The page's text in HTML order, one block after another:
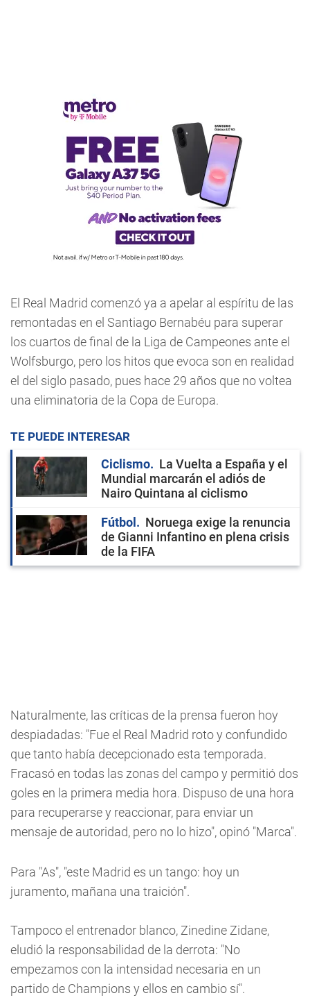
El Real Madrid comenzó ya a apelar al espíritu de las
remontadas en el Santiago Bernabéu para superar
los cuartos de final de la Liga de Campeones ante el
Wolfsburgo, pero los hitos que evoca son en realidad
el del siglo pasado, pues hace 29 años que no voltea
una eliminatoria de la Copa de Europa.
TE PUEDE INTERESAR
Ciclismo
La Vuelta a España y el
Mundial marcarán el adiós de
Nairo Quintana al ciclismo
Fútbol
Noruega exige la renuncia
de Gianni Infantino en plena crisis
de la FIFA
Naturalmente, las críticas de la prensa fueron hoy
despiadadas: "Fue el Real Madrid roto y confundido
que tanto había decepcionado esta temporada.
Fracasó en todas las zonas del campo y permitió dos
goles en la primera media hora. Dispuso de una hora
para recuperarse y reaccionar, para enviar un
mensaje de autoridad, pero no lo hizo", opinó "Marca".
Para "As", "este Madrid es un tango: hoy un
juramento, mañana una traición".
Tampoco el entrenador blanco, Zinedine Zidane,
eludió la responsabilidad de la derrota: "No
empezamos con la intensidad necesaria en un
partido de Champions y ellos en cambio sí".